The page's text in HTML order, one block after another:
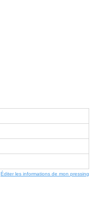
Éditer les informations de mon pressing